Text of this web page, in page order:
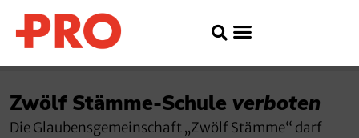
Zwölf Stämme-Schule verboten
Die Glaubensgemeinschaft „Zwölf Stämme“ darf